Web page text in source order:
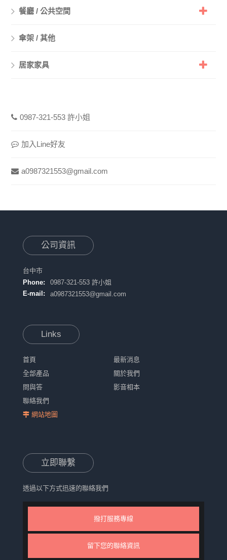
餐廳 / 公共空間
傘架 / 其他
居家家具
0987-321-553 許小姐
加入Line好友
a0987321553@gmail.com
公司資訊
台中市
Phone:
0987-321-553 許小姐
E-mail:
a0987321553@gmail.com
Links
首頁
最新消息
全部產品
關於我們
問與答
影音相本
聯絡我們
網站地圖
立即聯繫
透過以下方式迅速的聯絡我們
撥打服務專線
留下您的聯絡資訊